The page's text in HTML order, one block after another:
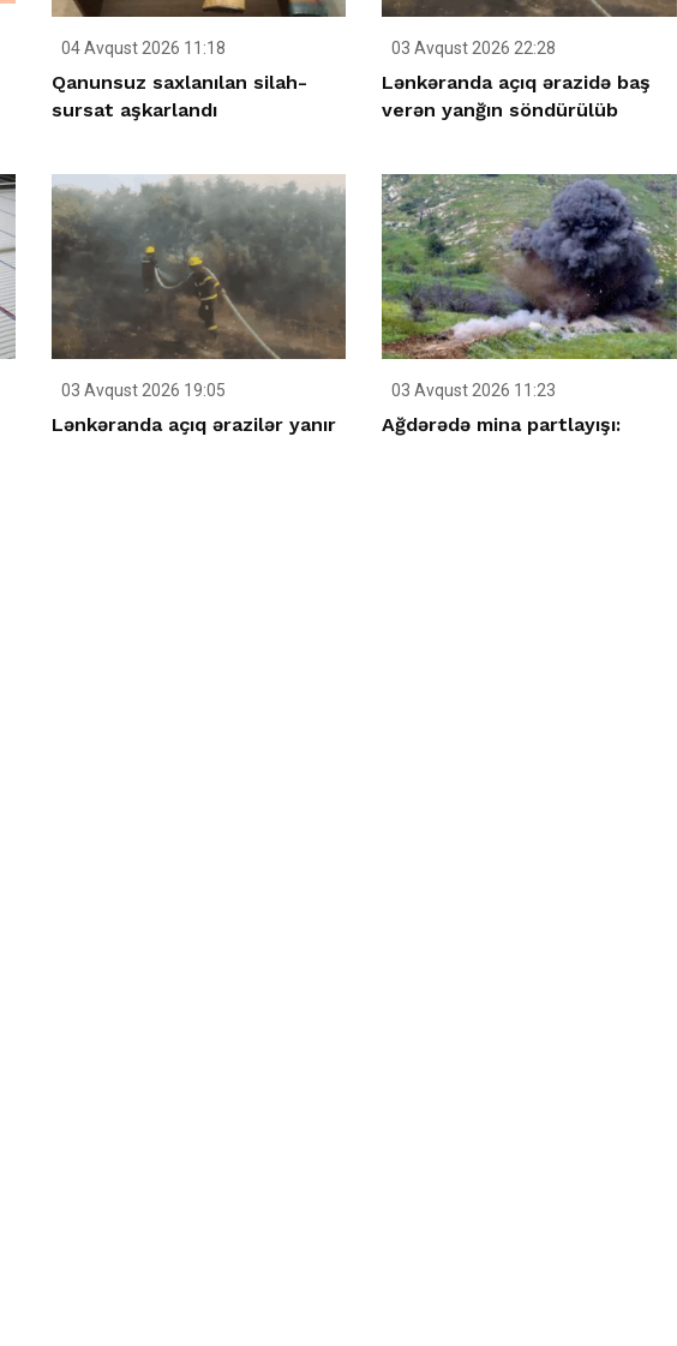
04 Avqust 2026 11:18
Qanunsuz saxlanılan silah-
sursat aşkarlandı
03 Avqust 2026 22:28
Lənkəranda açıq ərazidə baş
verən yanğın söndürülüb
03 Avqust 2026 19:05
Lənkəranda açıq ərazilər yanır
03 Avqust 2026 11:23
Ağdərədə mina partlayışı: